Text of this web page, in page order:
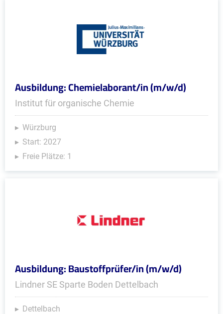
Ausbildung: Chemielaborant/in (m/w/d)
Institut für organische Chemie
Würzburg
Start: 2027
Freie Plätze: 1
Ausbildung: Baustoffprüfer/in (m/w/d)
Lindner SE Sparte Boden Dettelbach
Dettelbach